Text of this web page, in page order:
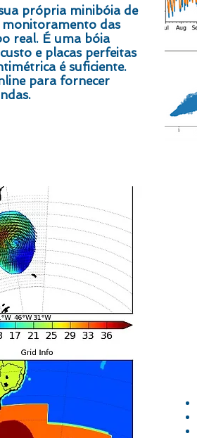
própria minibóia de
das
real. É uma bóia
e placas perfeitas
é suficiente.
para fornecer